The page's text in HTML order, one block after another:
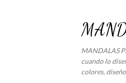
MANDALAS
cuando lo
colores,